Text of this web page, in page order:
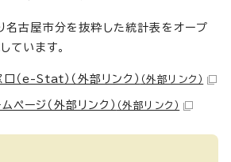
名古屋市分を抜粋した統計表をオープ
ています。
（e-Stat）（外部リンク） （外部リンク）
ページ（外部リンク） （外部リンク）